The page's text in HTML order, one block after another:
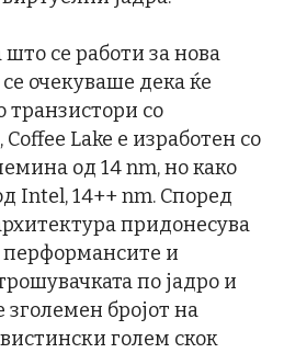
што се работи за нова
се очекуваше дека ќе
транзистори со
Lake е изработен со
од 14 nm, но како
Intel, 14++ nm. Според
придонесува
и
по јадро и
зголемен бројот на
голем скок